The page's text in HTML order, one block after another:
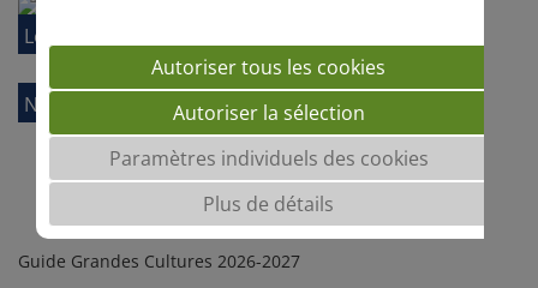
Guide Grandes Cultures 2026-2027
Le groupe Saaten-Union
Nos engagements
Autoriser tous les cookies
Autoriser la sélection
Paramètres individuels des cookies
Plus de détails